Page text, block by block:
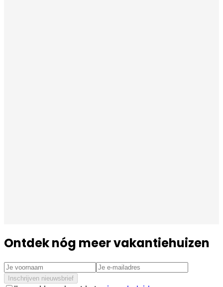
Ontdek nóg meer vakantiehuizen
Inschrijven nieuwsbrief